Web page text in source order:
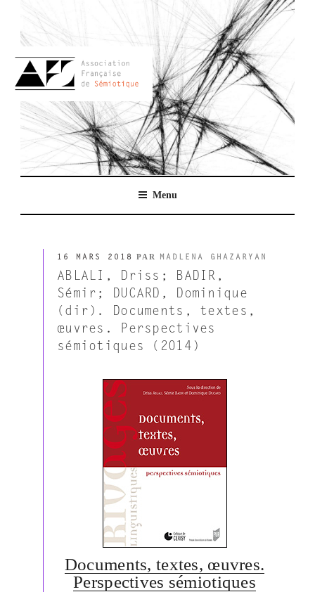
contenu
AFSEMIO.FR
Menu
PUBLIÉ
LE
16 MARS 2018 PAR MADLENA GHAZARYAN
ABLALI, Driss; BADIR,
Sémir; DUCARD, Dominique
(dir). Documents, textes,
œuvres. Perspectives
sémiotiques (2014)
Documents, textes, œuvres.
Perspectives sémiotiques